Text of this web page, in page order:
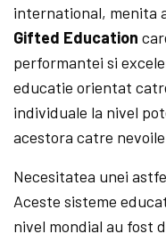
international, menita
Gifted Education
performantei si
educatie orientat
individuale la nivel
acestora catre
Necesitatea unei
Aceste sisteme
nivel mondial au fost